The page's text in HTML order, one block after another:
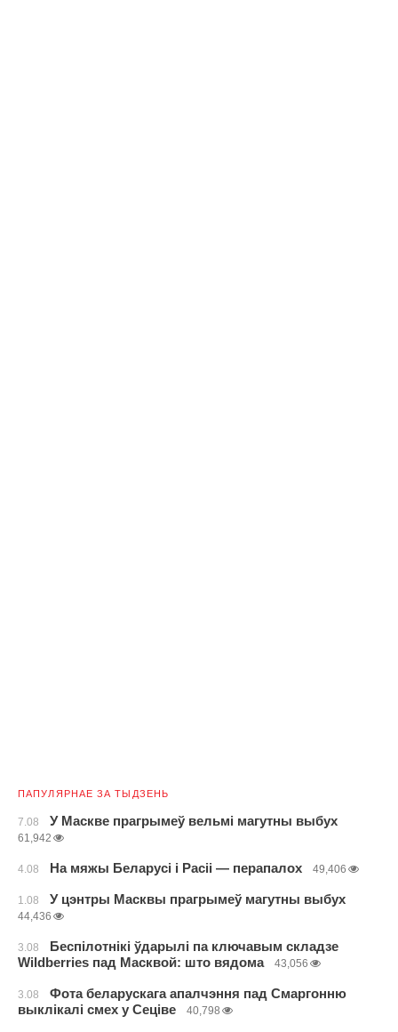
ПАПУЛЯРНАЕ ЗА ТЫДЗЕНЬ
7.08 У Маскве прагрымеў вельмі магутны выбух
61,942
4.08 На мяжы Беларусі і Расіі — перапалох 49,406
1.08 У цэнтры Масквы прагрымеў магутны выбух
44,436
3.08
Беспілотнікі ўдарылі па ключавым складзе
Wildberries пад Масквой: што вядома
43,056
3.08
Фота беларускага апалчэння пад Смаргонню
выклікалі смех у Сеціве
40,798